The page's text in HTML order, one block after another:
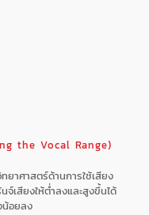
the Vocal Range)
าศาสตร์ด้านการใช้เสียง
จ์เสียงให้ต่ำลงและสูงขึ้นได้
น้อยลง